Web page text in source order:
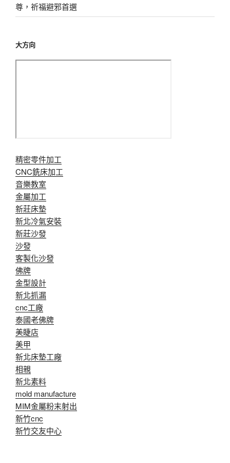
尊，祈福避邪首選
大方向
精密零件加工
CNC銑床加工
音樂教室
金屬加工
新莊床墊
新北冷氣安裝
新莊沙發
沙發
客製化沙發
佛牌
金型設計
新北抓漏
cnc工廠
泰國老佛牌
美睫店
美甲
新北床墊工廠
相親
新北素料
mold manufacture
MIM金屬粉末射出
新竹cnc
新竹交友中心